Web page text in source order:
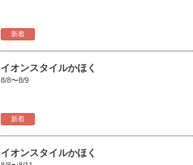
新着
新着
イオンスタイルかほく
8/8〜8/9
イオンスタイルかほく